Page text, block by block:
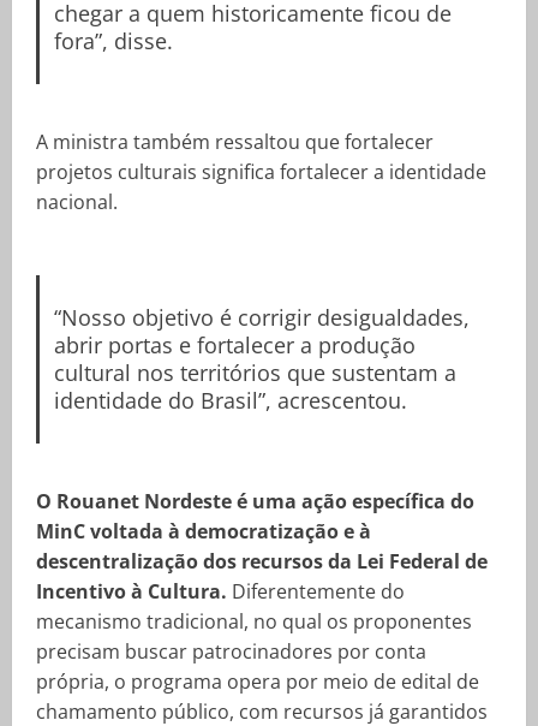
chegar a quem historicamente ficou de
fora”, disse.
A ministra também ressaltou que fortalecer
projetos culturais significa fortalecer a identidade
nacional.
“Nosso objetivo é corrigir desigualdades,
abrir portas e fortalecer a produção
cultural nos territórios que sustentam a
identidade do Brasil”, acrescentou.
O Rouanet Nordeste é uma ação específica do
MinC voltada à democratização e à
descentralização dos recursos da Lei Federal de
Incentivo à Cultura. Diferentemente do
mecanismo tradicional, no qual os proponentes
precisam buscar patrocinadores por conta
própria, o programa opera por meio de edital de
chamamento público, com recursos já garantidos